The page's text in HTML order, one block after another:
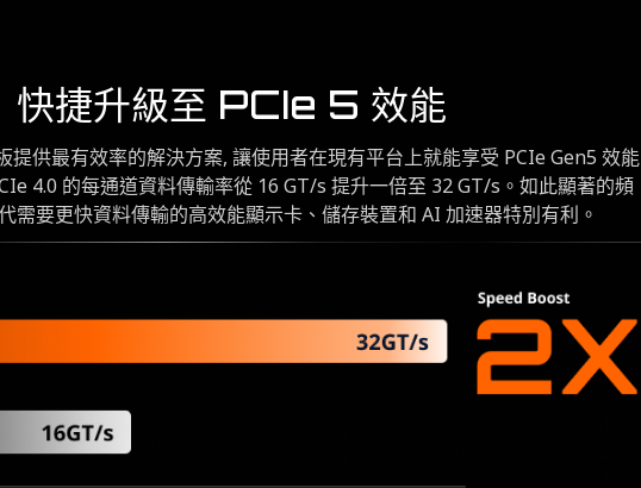
快捷升級至 PCIe 5 效能
提供最有效率的解決方案, 讓使用者在現有平台上就能享受 PCIe Gen5 效能
4.0 的每通道資料傳輸率從 16 GT/s 提升一倍至 32 GT/s。如此顯著的頻
需要更快資料傳輸的高效能顯示卡、儲存裝置和 AI 加速器特別有利。